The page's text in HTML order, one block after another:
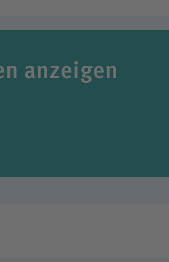
anzeigen